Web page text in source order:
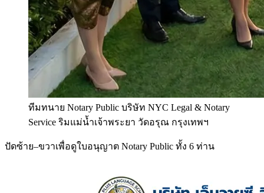
ทีมทนาย Notary Public บริษัท NYC Legal & Notary
Service ริมแม่น้ำเจ้าพระยา วัดอรุณ กรุงเทพฯ
ปัดซ้าย–ขวาเพื่อดูใบอนุญาต Notary Public ทั้ง 6 ท่าน